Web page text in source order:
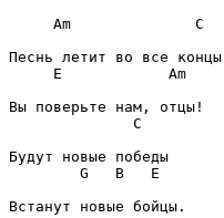
Am
C
E
Am
C
G
B
E
Встанут новые бойцы.